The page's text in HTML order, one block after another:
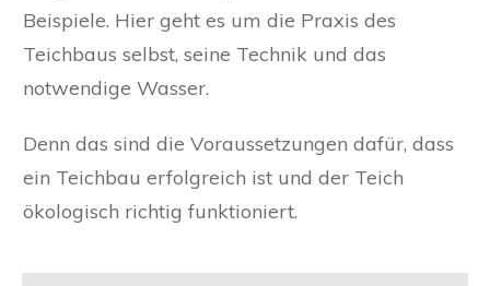
Beispiele. Hier geht es um die Praxis des
Teichbaus selbst, seine Technik und das
notwendige Wasser.
Denn das sind die Voraussetzungen dafür, dass
ein Teichbau erfolgreich ist und der Teich
ökologisch richtig funktioniert.